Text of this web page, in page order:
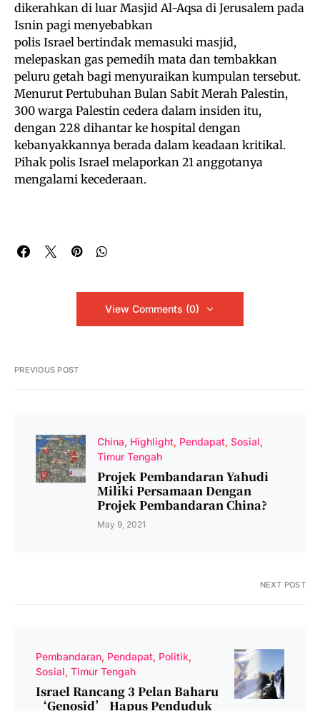
dikerahkan di luar Masjid Al-Aqsa di Jerusalem pada
Isnin pagi menyebabkan
polis Israel bertindak memasuki masjid,
melepaskan gas pemedih mata dan tembakkan
peluru getah bagi menyuraikan kumpulan tersebut.
Menurut Pertubuhan Bulan Sabit Merah Palestin,
300 warga Palestin cedera dalam insiden itu,
dengan 228 dihantar ke hospital dengan
kebanyakkannya berada dalam keadaan kritikal.
Pihak polis Israel melaporkan 21 anggotanya
mengalami kecederaan.
View Comments (0)
PREVIOUS POST
China Highlight Pendapat Sosial
Timur Tengah
Projek Pembandaran Yahudi
Miliki Persamaan Dengan
Projek Pembandaran China?
May 9, 2021
NEXT POST
Pembandaran Pendapat Politik
Sosial Timur Tengah
Israel Rancang 3 Pelan Baharu
‘Genosid’ Hapus Penduduk